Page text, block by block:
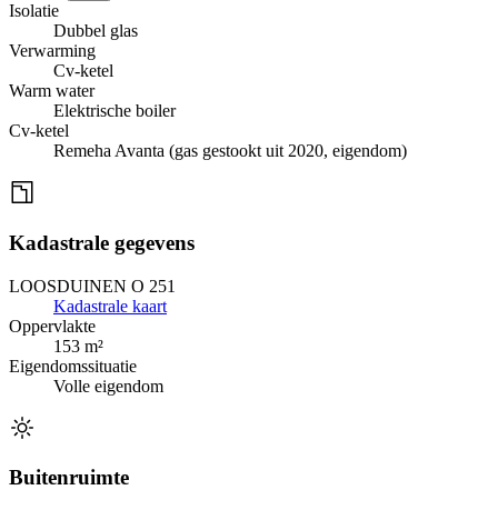
Isolatie
Dubbel glas
Verwarming
Cv-ketel
Warm water
Elektrische boiler
Cv-ketel
Remeha Avanta (gas gestookt uit 2020, eigendom)
Kadastrale gegevens
LOOSDUINEN O 251
Kadastrale kaart
Oppervlakte
153 m²
Eigendomssituatie
Volle eigendom
Buitenruimte